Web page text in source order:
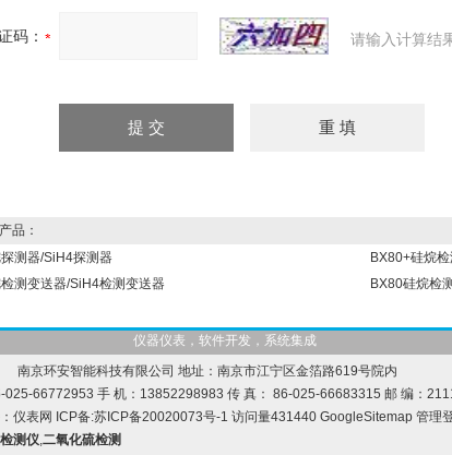
码： 请输入计算结
品：
测器/SiH4探测器
BX80+硅烷
测变送器/SiH4检测变送器
BX80硅烷检
仪器仪表，软件开发，系统集成
南京环安智能科技有限公司 地址：南京市江宁区金箔路619号院内
025-66772953 手 机：13852298983 传 真： 86-025-66683315 邮 编：
仪表网 ICP备:苏ICP备20020073号-1 访问量431440 GoogleSitemap 管理
测仪,二氧化硫检测